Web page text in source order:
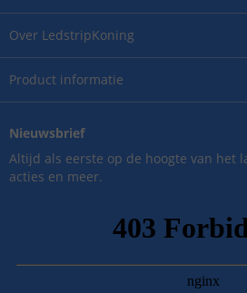
Over LedstripKoning
Product informatie
Nieuwsbrief
Altijd als eerste op de hoogte van het
acties en meer.